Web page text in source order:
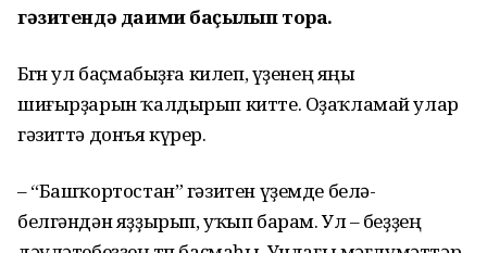
гәзитендә даими баҫылып тора.
Бөгөн ул баҫмабыҙға килеп, үҙенең яңы
шиғырҙарын ҡалдырып китте. Оҙаҡламай улар
гәзиттә донъя күрер.
– “Башҡортостан” гәзитен үҙемде белә-
белгәндән яҙҙырып, уҡып барам. Ул – беҙҙең